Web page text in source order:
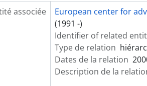
associée
European center for
(1991 -)
Identifier of related
Type de relation
Dates de la relation
Description de la